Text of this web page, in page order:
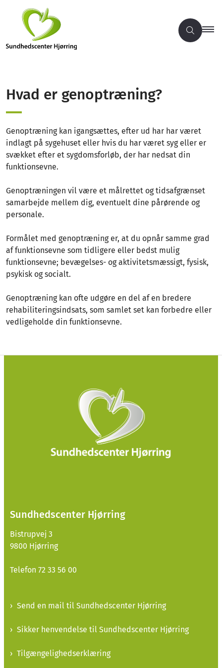
Hvad er genoptræning?
Genoptræning kan igangsættes, efter ud har har været
indlagt på sygehuset eller hvis du har været syg eller er
svækket efter et sygdomsforløb, der har nedsat din
funktionsevne.
Genoptræningen vil være et målrettet og tidsafgrænset
samarbejde mellem dig, eventuelt dine pårørende og
personale.
Formålet med genoptræning er, at du opnår samme grad
af funktionsevne som tidligere eller bedst mulig
funktionsevne; bevægelses- og aktivitetsmæssigt, fysisk,
psykisk og socialt.
Genoptræning kan ofte udgøre en del af en bredere
rehabiliteringsindsats, som samlet set kan forbedre eller
vedligeholde din funktionsevne.
Sundhedscenter Hjørring
Bistrupvej 3
9800 Hjørring
Telefon 72 33 56 00
Send en mail til Sundhedscenter Hjørring
Sikker henvendelse til Sundhedscenter Hjørring
Tilgængelighedserklæring